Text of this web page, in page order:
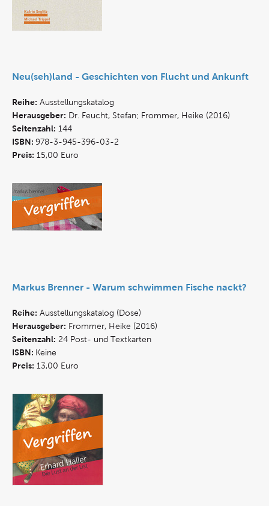
Neu(seh)land - Geschichten von Flucht und Ankunft
Reihe: Ausstellungskatalog
Herausgeber: Dr. Feucht, Stefan; Frommer, Heike (2016)
Seitenzahl: 144
ISBN: 978-3-945-396-03-2
Preis: 15,00 Euro
Markus Brenner - Warum schwimmen Fische nackt?
Reihe: Ausstellungskatalog (Dose)
Herausgeber: Frommer, Heike (2016)
Seitenzahl: 24 Post- und Textkarten
ISBN: Keine
Preis: 13,00 Euro